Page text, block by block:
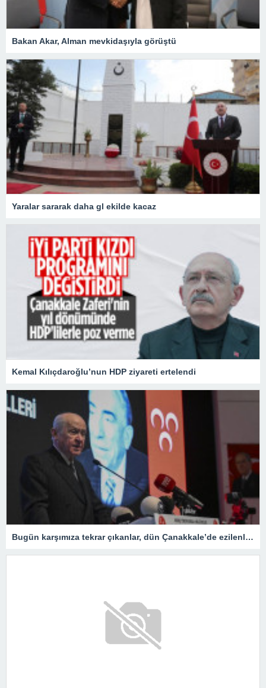
Bakan Akar, Alman mevkidaşıyla görüştü
Yaralar sararak daha gl ekilde kacaz
Kemal Kılıçdaroğlu’nun HDP ziyareti ertelendi
Bugün karşımıza tekrar çıkanlar, dün Çanakkale’de ezilenlerdir